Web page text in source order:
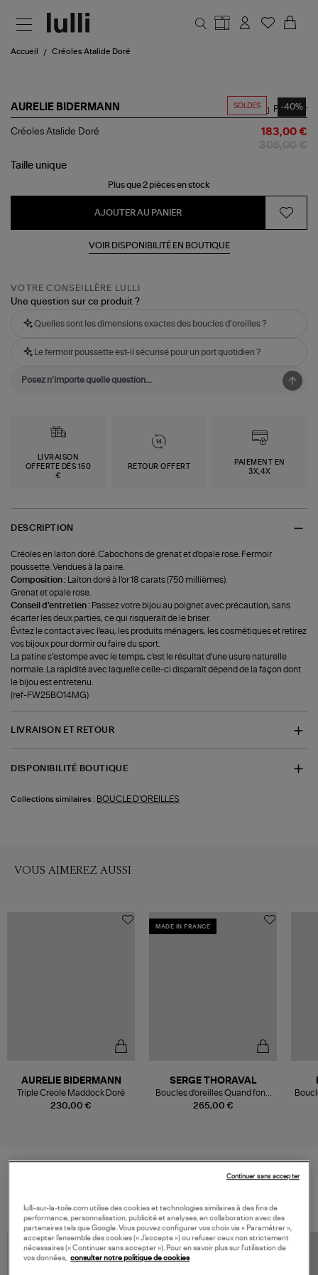
Accueil Créoles Atalide Doré
SOLDES -40%
AURELIE BIDERMANN
Créoles
Partager
Créoles Atalide Doré 183,00 €
Taille unique
Plus que 2 pièces en stock
AJOUTER AU PANIER
VOIR DISPONIBILITÉ EN BOUTIQUE
VOTRE CONSEILLÈRE LULLI
Une question sur ce produit ?
Quelles sont les dimensions exactes des boucles d'oreilles ?
Le fermoir poussette est-il sécurisé pour un port quotidien ?
LIVRAISON
OFFERTE DÈS 150
€
RETOUR OFFERT
PAIEMENT EN
3X,4X
DESCRIPTION
Créoles en laiton doré. Cabochons de grenat et d'opale rose. Fermoir
poussette. Vendues à la paire.
Composition :
Laiton doré à l'or 18 carats (750 millièmes).
Grenat et opale rose.
Conseil d'entretien : Passez votre bijou au poignet avec précaution, sans
écarter les deux parties, ce qui risquerait de le briser.
Évitez le contact avec l'eau, les produits ménagers, les cosmétiques et retirez
vos bijoux pour dormir ou faire du sport.
La patine s’estompe avec le temps, c'est le résultat d'une usure naturelle
normale. La rapidité avec laquelle celle-ci disparaît dépend de la façon dont
le bijou est entretenu.
(ref-FW25BO14MG)
LIVRAISON ET RETOUR
DISPONIBILITÉ BOUTIQUE
Collections similaires : BOUCLE D'OREILLES
VOUS AIMEREZ AUSSI
230,00 €
AURELIE BIDERMANN
Triple Creole Maddock Doré
MADE IN FRANCE
265,00 €
SERGE THORAVAL
Boucles d'oreilles Quand fond
la neige... Vermeil
lulli-sur-la-toile.com utilise des cookies et technologies similaires à des fins de
performance, personnalisation, publicité et analyses, en collaboration avec des
partenaires tels que Google. Vous pouvez configurer vos choix via « Paramétrer »,
accepter l’ensemble des cookies (« J’accepte ») ou refuser ceux non strictement
nécessaires (« Continuer sans accepter »). Pour en savoir plus sur l’utilisation de
vos données, consulter notre politique de cookies
Continuer sans accepter